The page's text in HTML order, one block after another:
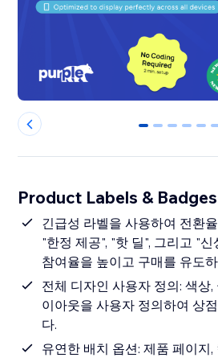
0 1 2 3 4 5
Product Labels &
긴급성 라벨을 사용하여 전환
"한정 제공", "핫 딜", 그리고 "
참여율을 높이고 구매를 유도
전체 디자인 사용자 정의: 색상,
이아웃을 사용자 정의하여 상
다.
유연한 배치 옵션: 제품 페이지